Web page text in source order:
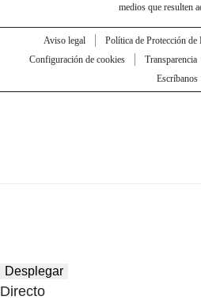
medios que resulten
Aviso legal Política de Protección de
Configuración de cookies
Transparencia
Escríbanos
Desplegar
Directo